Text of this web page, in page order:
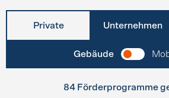
Private Unternehmen
Gebäude
84 Förderprogramme